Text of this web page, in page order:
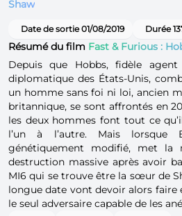
Shaw
Date de sortie 01/08/2019 Durée
Résumé du film Fast & Furious :
Depuis que Hobbs, fidèle
diplomatique des États-Unis,
un homme sans foi ni loi, ancien
britannique, se sont affrontés en
les deux hommes font tout ce
l’un à l’autre. Mais lorsque
génétiquement modifié, met la
destruction massive après avoir
MI6 qui se trouve être la sœur de
longue date vont devoir alors
le seul adversaire capable de les